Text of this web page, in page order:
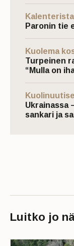
Kalenterista |
Paronin tie
Kuolema
Turpeinen
“Mulla on
Ukrainassa
sankari ja
Luitko jo